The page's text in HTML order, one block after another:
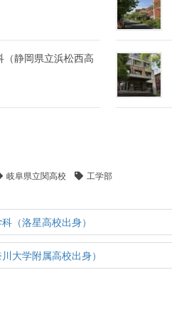
（静岡県立浜松西高
岐阜県立関高校 工学部
（洛星高校出身）
大学附属高校出身）